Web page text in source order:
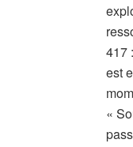
417
est
«